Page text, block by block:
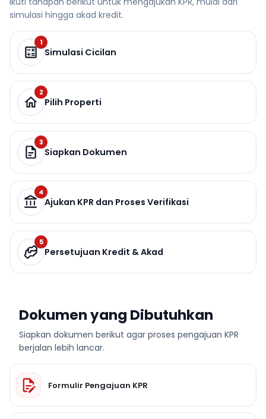
simulasi hingga akad kredit.
1
Simulasi Cicilan
2
Pilih Properti
3
Siapkan Dokumen
4
Ajukan KPR dan Proses Verifikasi
5
Persetujuan Kredit & Akad
Dokumen yang Dibutuhkan
Siapkan dokumen berikut agar proses pengajuan KPR
berjalan lebih lancar.
Formulir Pengajuan KPR